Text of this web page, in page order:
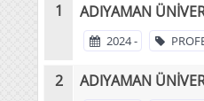
ADIYAMAN
2024 -
ADIYAMAN